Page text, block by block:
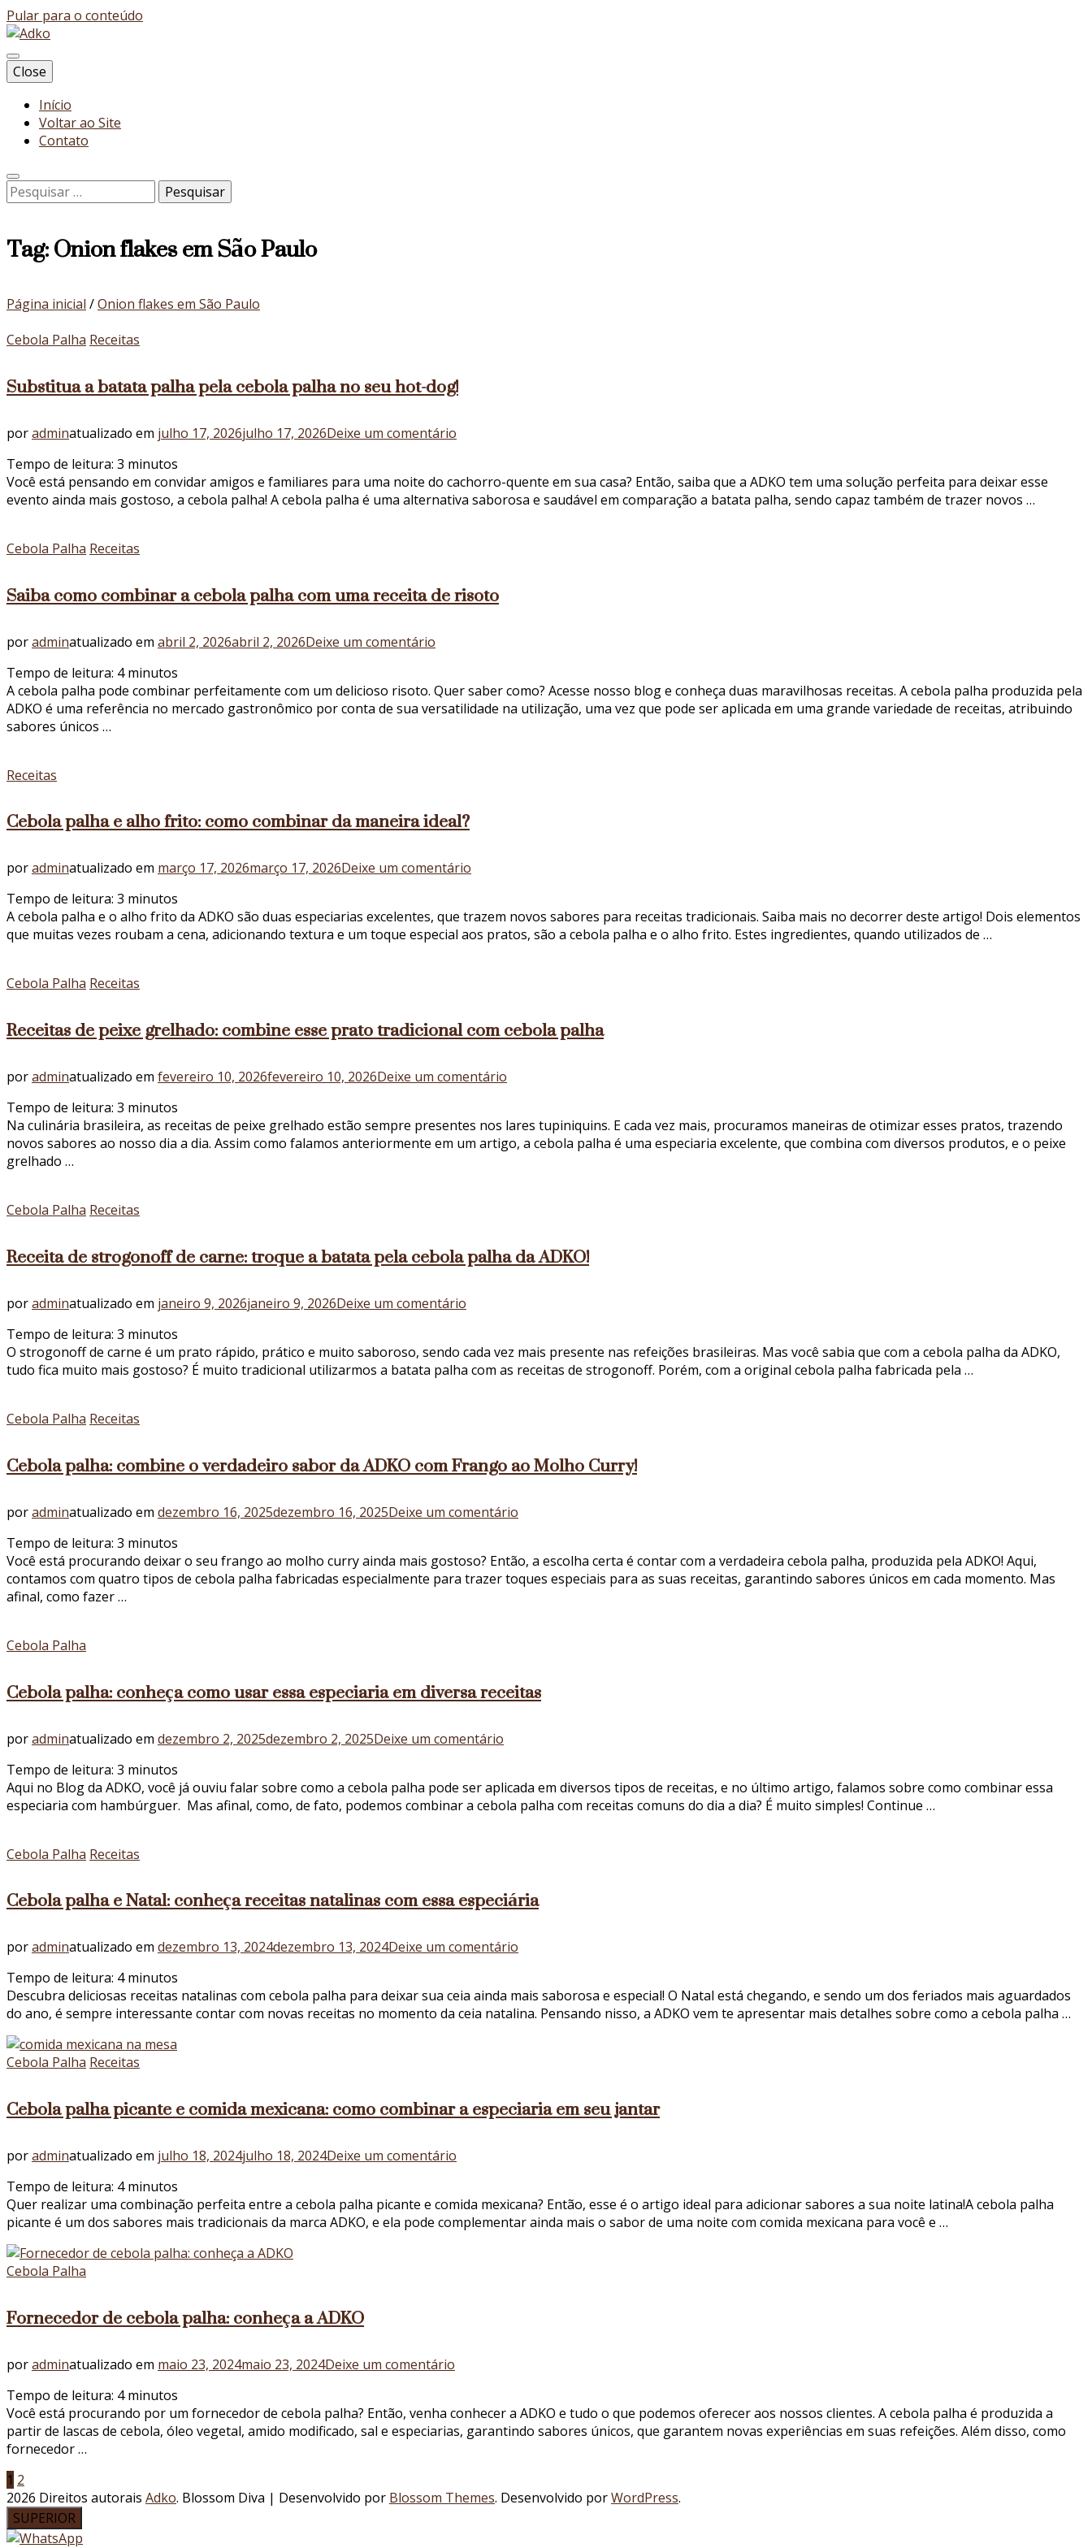
Pular para o conteúdo
Adko
Blog
Close
Início
Voltar ao Site
Contato
Pesquisar
por:
Tag:Onion flakes em São Paulo
Página inicial /Onion flakes em São Paulo
Cebola Palha Receitas
Substitua a batata palha pela cebola palha no seu hot-dog!
poradminatualizado em julho 17, 2026julho 17, 2026Deixe um comentário
batata
palha
seu
hot-
Tempo de leitura: 3 minutos
Você está pensando em convidar amigos e familiares para uma noite do cachorro-quente em sua casa? Então, saiba que a ADKO tem uma solução perfeita para deixar esse
evento ainda mais gostoso, a cebola palha! A cebola palha é uma alternativa saborosa e saudável em comparação a batata palha, sendo capaz também de trazer novos …
Cebola Palha Receitas
Saiba como combinar a cebola palha com uma receita de risoto
poradminatualizado em abril 2, 2026abril 2, 2026Deixe um comentário
combinar
a
de
Tempo de leitura: 4 minutos
A cebola palha pode combinar perfeitamente com um delicioso risoto. Quer saber como? Acesse nosso blog e conheça duas maravilhosas receitas. A cebola palha produzida pela
ADKO é uma referência no mercado gastronômico por conta de sua versatilidade na utilização, uma vez que pode ser aplicada em uma grande variedade de receitas, atribuindo
sabores únicos …
Receitas
Cebola palha e alho frito: como combinar da maneira ideal?
poradminatualizado em março 17, 2026março 17, 2026Deixe um comentário
e
alho
maneira
Tempo de leitura: 3 minutos
A cebola palha e o alho frito da ADKO são duas especiarias excelentes, que trazem novos sabores para receitas tradicionais. Saiba mais no decorrer deste artigo! Dois elementos
que muitas vezes roubam a cena, adicionando textura e um toque especial aos pratos, são a cebola palha e o alho frito. Estes ingredientes, quando utilizados de …
Cebola Palha Receitas
Receitas de peixe grelhado: combine esse prato tradicional com cebola palha
poradminatualizado em fevereiro 10, 2026fevereiro 10, 2026Deixe um comentário
peixe
grelhado:
cebola
Tempo de leitura: 3 minutos
Na culinária brasileira, as receitas de peixe grelhado estão sempre presentes nos lares tupiniquins. E cada vez mais, procuramos maneiras de otimizar esses pratos, trazendo
novos sabores ao nosso dia a dia. Assim como falamos anteriormente em um artigo, a cebola palha é uma especiaria excelente, que combina com diversos produtos, e o peixe
grelhado …
Cebola Palha Receitas
Receita de strogonoff de carne: troque a batata pela cebola palha da ADKO!
poradminatualizado em janeiro 9, 2026janeiro 9, 2026Deixe um comentário
strogonoff
de
pela
cebola
da
Tempo de leitura: 3 minutos
O strogonoff de carne é um prato rápido, prático e muito saboroso, sendo cada vez mais presente nas refeições brasileiras. Mas você sabia que com a cebola palha da ADKO,
tudo fica muito mais gostoso? É muito tradicional utilizarmos a batata palha com as receitas de strogonoff. Porém, com a original cebola palha fabricada pela …
Cebola Palha Receitas
Cebola palha: combine o verdadeiro sabor da ADKO com Frango ao Molho Curry!
poradminatualizado em dezembro 16, 2025dezembro 16, 2025Deixe um comentário
combine
o
Frango
Tempo de leitura: 3 minutos
Você está procurando deixar o seu frango ao molho curry ainda mais gostoso? Então, a escolha certa é contar com a verdadeira cebola palha, produzida pela ADKO! Aqui,
contamos com quatro tipos de cebola palha fabricadas especialmente para trazer toques especiais para as suas receitas, garantindo sabores únicos em cada momento. Mas
afinal, como fazer …
Cebola Palha
Cebola palha: conheça como usar essa especiaria em diversa receitas
poradminatualizado em dezembro 2, 2025dezembro 2, 2025Deixe um comentário
conheça
como
diversa
Tempo de leitura: 3 minutos
Aqui no Blog da ADKO, você já ouviu falar sobre como a cebola palha pode ser aplicada em diversos tipos de receitas, e no último artigo, falamos sobre como combinar essa
especiaria com hambúrguer. Mas afinal, como, de fato, podemos combinar a cebola palha com receitas comuns do dia a dia? É muito simples! Continue …
Cebola Palha Receitas
Cebola palha e Natal: conheça receitas natalinas com essa especiária
poradminatualizado em dezembro 13, 2024dezembro 13, 2024Deixe um comentário
e
Natal:
essa
Tempo de leitura: 4 minutos
Descubra deliciosas receitas natalinas com cebola palha para deixar sua ceia ainda mais saborosa e especial! O Natal está chegando, e sendo um dos feriados mais aguardados
do ano, é sempre interessante contar com novas receitas no momento da ceia natalina. Pensando nisso, a ADKO vem te apresentar mais detalhes sobre como a cebola palha …
Cebola Palha Receitas
Cebola palha picante e comida mexicana: como combinar a especiaria em seu jantar
poradminatualizado em julho 18, 2024julho 18, 2024Deixe um comentário
picante
e
Tempo de leitura: 4 minutos
Quer realizar uma combinação perfeita entre a cebola palha picante e comida mexicana? Então, esse é o artigo ideal para adicionar sabores a sua noite latina!A cebola palha
picante é um dos sabores mais tradicionais da marca ADKO, e ela pode complementar ainda mais o sabor de uma noite com comida mexicana para você e …
Cebola Palha
Fornecedor de cebola palha: conheça a ADKO
poradminatualizado em maio 23, 2024maio 23, 2024Deixe um comentário
cebola
palha:
ADKO
Tempo de leitura: 4 minutos
Você está procurando por um fornecedor de cebola palha? Então, venha conhecer a ADKO e tudo o que podemos oferecer aos nossos clientes. A cebola palha é produzida a
partir de lascas de cebola, óleo vegetal, amido modificado, sal e especiarias, garantindo sabores únicos, que garantem novas experiências em suas refeições. Além disso, como
fornecedor …
Paginação
de
posts
Página
1 Página
2
2026 Direitos autorais Adko. Blossom Diva | Desenvolvido por Blossom Themes. Desenvolvido porWordPress.
SUPERIOR